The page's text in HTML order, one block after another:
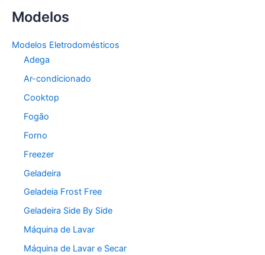
Modelos
Modelos Eletrodomésticos
Adega
Ar-condicionado
Cooktop
Fogão
Forno
Freezer
Geladeira
Geladeia Frost Free
Geladeira Side By Side
Máquina de Lavar
Máquina de Lavar e Secar